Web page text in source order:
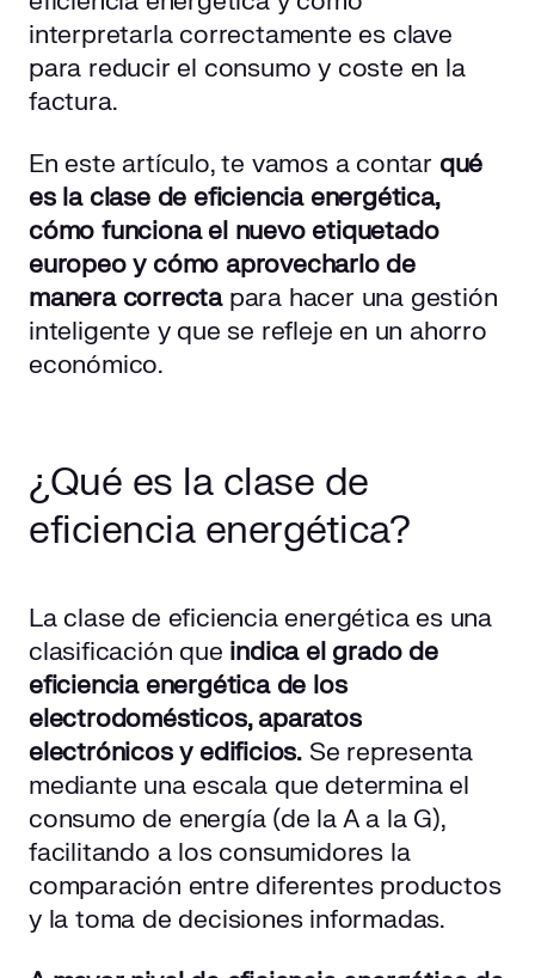
interpretarla correctamente es clave
para reducir el consumo y coste en la
factura.
En este artículo, te vamos a contar qué
es la clase de eficiencia energética,
cómo funciona el nuevo etiquetado
europeo y cómo aprovecharlo de
manera correctapara hacer una gestión
inteligente y que se refleje en un ahorro
económico.
¿Qué es la clase de
eficiencia energética?
La clase de eficiencia energética es una
clasificación que indica el grado de
eficiencia energética de los
electrodomésticos, aparatos
electrónicos y edificios. Se representa
mediante una escala que determina el
consumo de energía (de la A a la G),
facilitando a los consumidores la
comparación entre diferentes productos
y la toma de decisiones informadas.